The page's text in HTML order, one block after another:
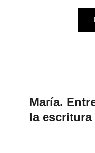
María.
la escritura